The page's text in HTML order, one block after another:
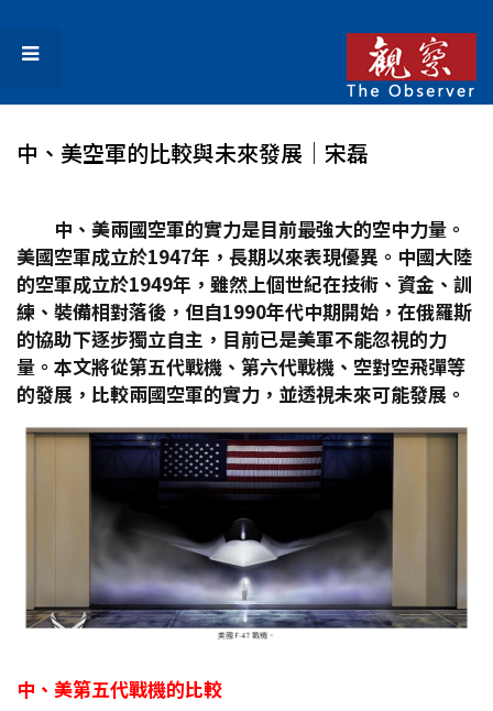
中、美空軍的比較與未來發展│宋磊
中、美兩國空軍的實力是目前最強大的空中力量。
美國空軍成立於1947年，長期以來表現優異。中國大陸
的空軍成立於1949年，雖然上個世紀在技術、資金、訓
練、裝備相對落後，但自1990年代中期開始，在俄羅斯
的協助下逐步獨立自主，目前已是美軍不能忽視的力
量。本文將從第五代戰機、第六代戰機、空對空飛彈等
的發展，比較兩國空軍的實力，並透視未來可能發展。
中、美第五代戰機的比較